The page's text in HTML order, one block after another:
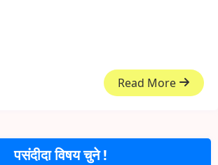
Read More
पसंदीदा विषय चुने !